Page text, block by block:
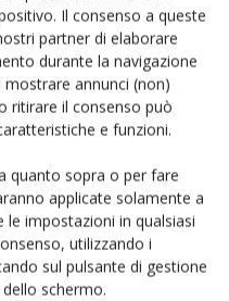
Il consenso a queste
partner di elaborare
durante la navigazione
annunci (non)
ritirare il consenso può
e funzioni.
quanto sopra o per fare
applicate solamente a
impostazioni in qualsiasi
utilizzando i
sul pulsante di gestione
schermo.
più consapevole. Gli
scientifica e
per garantire
ma anche rispettosa